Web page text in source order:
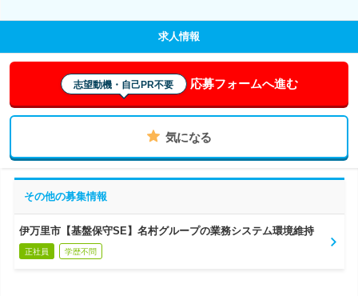
求人情報
志望動機・自己PR不要 応募フォームへ進む
気になる
その他の募集情報
伊万里市【基盤保守SE】名村グループの業務システム環境維持
正社員 学歴不問